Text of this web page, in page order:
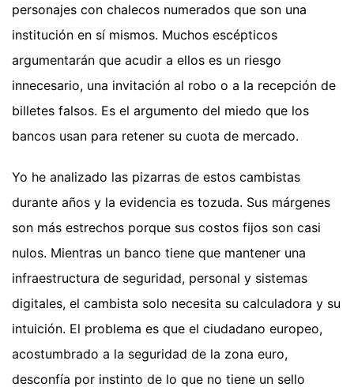
personajes con chalecos numerados que son una
institución en sí mismos. Muchos escépticos
argumentarán que acudir a ellos es un riesgo
innecesario, una invitación al robo o a la recepción de
billetes falsos. Es el argumento del miedo que los
bancos usan para retener su cuota de mercado.
Yo he analizado las pizarras de estos cambistas
durante años y la evidencia es tozuda. Sus márgenes
son más estrechos porque sus costos fijos son casi
nulos. Mientras un banco tiene que mantener una
infraestructura de seguridad, personal y sistemas
digitales, el cambista solo necesita su calculadora y su
intuición. El problema es que el ciudadano europeo,
acostumbrado a la seguridad de la zona euro,
desconfía por instinto de lo que no tiene un sello